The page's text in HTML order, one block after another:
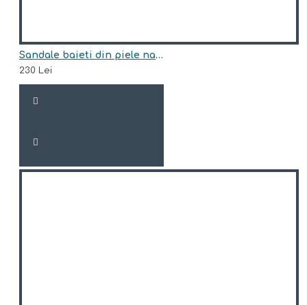
Sandale baieti din piele naturala model LANDO
230 Lei